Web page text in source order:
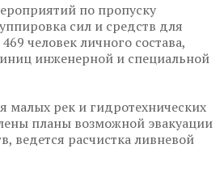
по пропуску
сил и средств для
человек личного состава,
инженерной и специальной
рек и гидротехнических
планы возможной эвакуации
ведется расчистка ливневой